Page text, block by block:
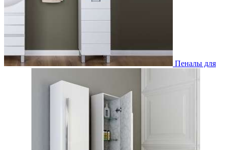
Пеналы для